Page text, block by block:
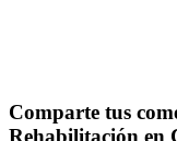
Comparte tus